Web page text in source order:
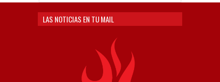
LAS NOTICIAS EN TU MAIL